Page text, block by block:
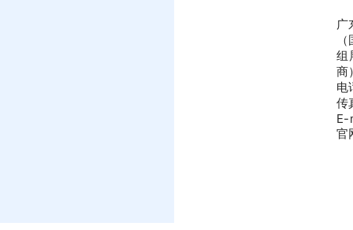
广
组
商
电
传
E-
官